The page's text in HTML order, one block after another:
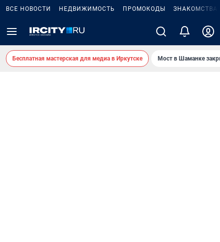
ВСЕ НОВОСТИ НЕДВИЖИМОСТЬ ПРОМОКОДЫ ЗНАКОМСТВА
Бесплатная мастерская для медиа в Иркутске Мост в Шаманке